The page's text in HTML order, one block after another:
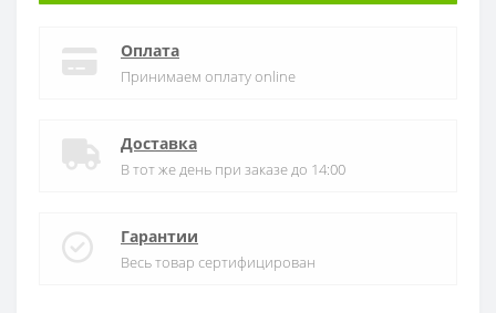
Оплата
Принимаем оплату online
Доставка
В тот же день при заказе до 14:00
Гарантии
Весь товар сертифицирован